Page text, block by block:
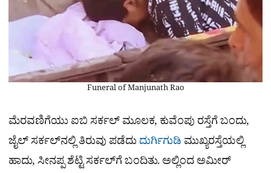
Funeral of Manjunath Rao
ಮೆರವಣಿಗೆಯು ಐಬಿ ಸರ್ಕಲ್​ ಮೂಲಕ, ಕುವೆಂಪು ರಸ್ತೆಗೆ ಬಂದು,
ಜೈಲ್​ ಸರ್ಕಲ್​ನಲ್ಲಿ ತಿರುವು ಪಡೆದು ದುರ್ಗಿಗುಡಿ ಮುಖ್ಯರಸ್ತೆಯಲ್ಲಿ
ಹಾದು, ಸೀನಪ್ಪ ಶೆಟ್ಟಿ ಸರ್ಕಲ್​ಗೆ ಬಂದಿತು. ಅಲ್ಲಿಂದ ಅಮೀರ್​